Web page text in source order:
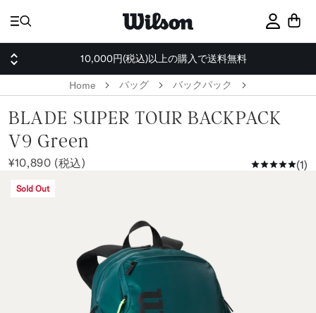
10,000円(税込)以上の購入で送料無料
サイン
Home バッグ バックパック
BLADE SUPER TOUR BACKPACK
V9 Green
¥10,890 (税込) 1
Sold Out